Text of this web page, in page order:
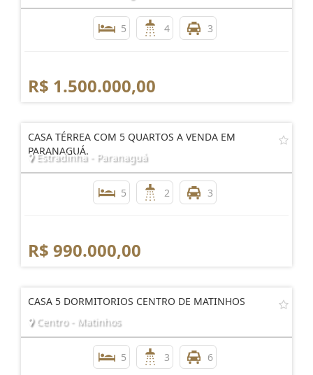
5 4 3
R$ 1.500.000,00
CASA TÉRREA COM 5 QUARTOS A VENDA EM
PARANAGUÁ.
Estradinha - Paranaguá
5 2 3
R$ 990.000,00
CASA 5 DORMITORIOS CENTRO DE MATINHOS
Centro - Matinhos
5 3 6